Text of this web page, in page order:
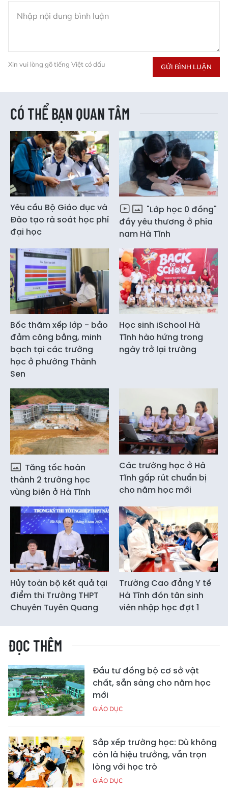
Xin vui lòng gõ tiếng Việt có dấu GỬI BÌNH LUẬN
CÓ THỂ BẠN QUAN TÂM
Yêu cầu Bộ Giáo dục và
Đào tạo rà soát học phí
đại học
"Lớp học 0 đồng"
đầy yêu thương ở phía
nam Hà Tĩnh
Bốc thăm xếp lớp - bảo
đảm công bằng, minh
bạch tại các trường
học ở phường Thành
Sen
Học sinh iSchool Hà
Tĩnh hào hứng trong
ngày trở lại trường
Tăng tốc hoàn
thành 2 trường học
vùng biên ở Hà Tĩnh
Các trường học ở Hà
Tĩnh gấp rút chuẩn bị
cho năm học mới
Hủy toàn bộ kết quả tại
điểm thi Trường THPT
Chuyên Tuyên Quang
Trường Cao đẳng Y tế
Hà Tĩnh đón tân sinh
viên nhập học đợt 1
ĐỌC THÊM
Đầu tư đồng bộ cơ sở vật
chất, sẵn sàng cho năm học
mới
GIÁO DỤC
Sắp xếp trường học: Dù không
còn là hiệu trưởng, vẫn trọn
lòng với học trò
GIÁO DỤC